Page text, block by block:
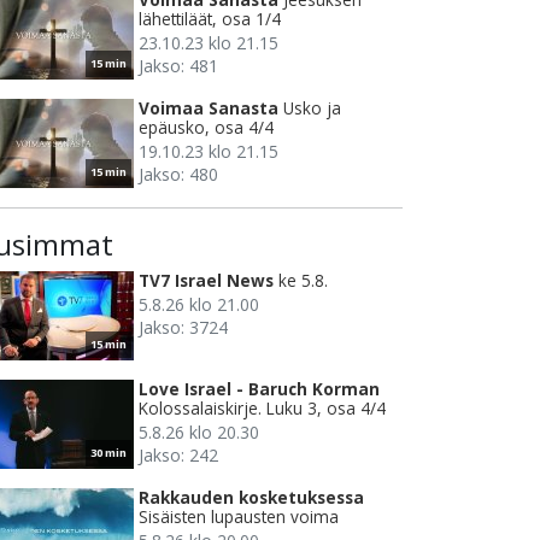
15 min
lähettiläät, osa 1/4
23.10.23 klo 21.15
Jakso: 481
15 min
Voimaa Sanasta Usko ja
epäusko, osa 4/4
19.10.23 klo 21.15
Jakso: 480
15 min
TV7 Israel News ke 5.8.
5.8.26 klo 21.00
Jakso: 3724
30 min
Love Israel - Baruch Korman
Kolossalaiskirje. Luku 3, osa 4/4
5.8.26 klo 20.30
Jakso: 242
Rakkauden kosketuksessa
Sisäisten lupausten voima